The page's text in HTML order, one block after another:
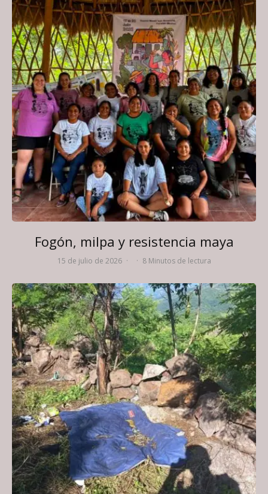
Fogón, milpa y resistencia maya
15 de julio de 2026 · · 8 Minutos de lectura